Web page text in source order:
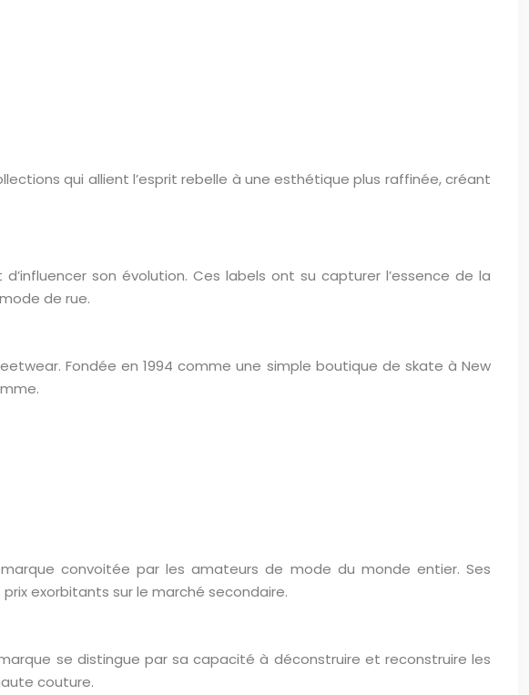
qui allient l’esprit rebelle à une esthétique plus raffinée, créant
son évolution. Ces labels ont su capturer l’essence de la
de rue.
Fondée en 1994 comme une simple boutique de skate à New
convoitée par les amateurs de mode du monde entier. Ses
exorbitants sur le marché secondaire.
se distingue par sa capacité à déconstruire et reconstruire les
couture.